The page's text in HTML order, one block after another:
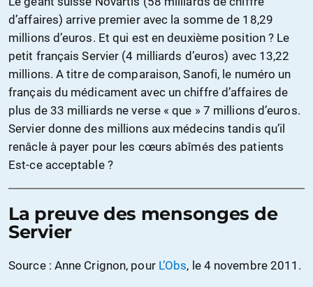
d’affaires) arrive premier avec la somme de 18,29
millions d’euros. Et qui est en deuxième position ? Le
petit français Servier (4 milliards d’euros) avec 13,22
millions. A titre de comparaison, Sanofi, le numéro un
français du médicament avec un chiffre d’affaires de
plus de 33 milliards ne verse « que » 7 millions d’euros.
Servier donne des millions aux médecins tandis qu’il
renâcle à payer pour les cœurs abîmés des patients
Est-ce acceptable ?
La preuve des mensonges de
Servier
Source : Anne Crignon, pour L’Obs, le 4 novembre 2011.